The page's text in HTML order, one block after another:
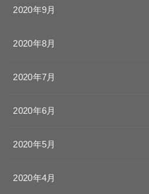
2020年9月
2020年8月
2020年7月
2020年6月
2020年5月
2020年4月